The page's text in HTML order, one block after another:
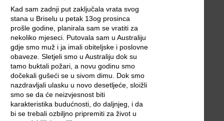
Kad sam zadnji put zaključala vrata svog
stana u Briselu u petak 13og prosinca
prošle godine, planirala sam se vratiti za
nekoliko mjeseci. Putovala sam u Australiju
gdje smo muž i ja imali obiteljske i poslovne
obaveze. Sletjeli smo u Australiju dok su
tamo buktali požari, a novu godinu smo
dočekali gušeći se u sivom dimu. Dok smo
nazdravljali ulasku u novo desetljeće, sloižli
smo se da će neizvjesnost biti
karakteristika budućnosti, do daljnjeg, i da
bi se trebali ozbiljno pripremiti za život u